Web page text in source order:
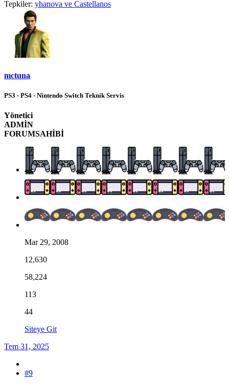
Tepkiler: yhanova ve Castellanos
mctuna
PS3 - PS4 - Nintendo Switch Teknik Servis
Yönetici
ADMİN
FORUMSAHİBİ
Mar 29, 2008
12,630
58,224
113
44
Siteye Git
Tem 31, 2025
#9